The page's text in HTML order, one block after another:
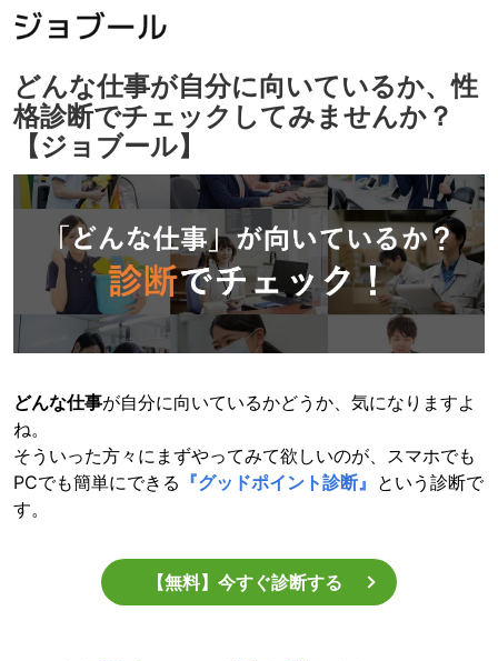
どんな仕事が自分に向いているか、性
格診断でチェックしてみませんか？
【ジョブール】
どんな仕事が自分に向いているかどうか、気になりますよ
ね。
そういった方々にまずやってみて欲しいのが、スマホでも
PCでも簡単にできる 『グッドポイント診断』 という診断で
す。
【無料】今すぐ診断する